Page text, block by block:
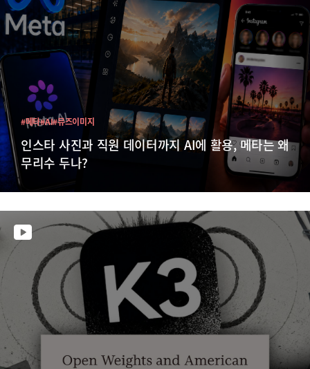
인스타 사진과 직원 데이터까지 AI에 활용, 메타는 왜
무리수 두나?
#메타#AI#뮤즈이미지